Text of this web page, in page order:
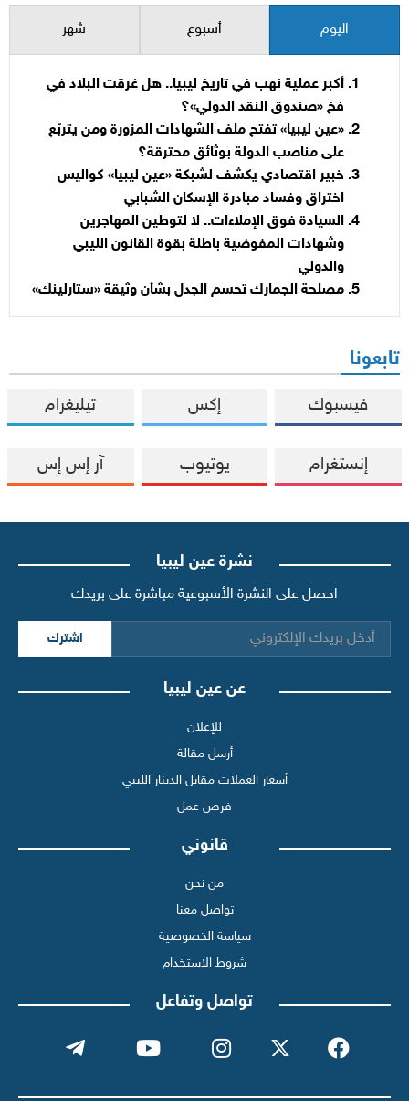
اليوم أسبوع شهر
أكبر عملية نهب في تاريخ ليبيا.. هل غرقت البلاد في
فخ «صندوق النقد الدولي»؟
«عين ليبيا» تفتح ملف الشهادات المزورة ومن يتربّع
على مناصب الدولة بوثائق محترقة؟
خبير اقتصادي يكشف لشبكة «عين ليبيا» كواليس
اختراق وفساد مبادرة الإسكان الشبابي
السيادة فوق الإملاءات.. لا لتوطين المهاجرين
وشهادات المفوضية باطلة بقوة القانون الليبي
والدولي
مصلحة الجمارك تحسم الجدل بشأن وثيقة «ستارلينك»
تابعونا
فيسبوك إكس تيليغرام
إنستغرام يوتيوب آر إس إس
نشرة عين ليبيا
احصل على النشرة الأسبوعية مباشرة على بريدك
اشترك
عن عين ليبيا
للإعلان
أرسل مقالة
أسعار العملات مقابل الدينار الليبي
فرص عمل
قانوني
من نحن
تواصل معنا
سياسة الخصوصية
شروط الاستخدام
تواصل وتفاعل